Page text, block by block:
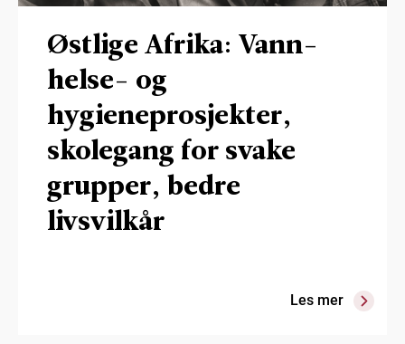
Østlige Afrika: Vann-
helse- og
hygieneprosjekter,
skolegang for svake
grupper, bedre
livsvilkår
Les mer